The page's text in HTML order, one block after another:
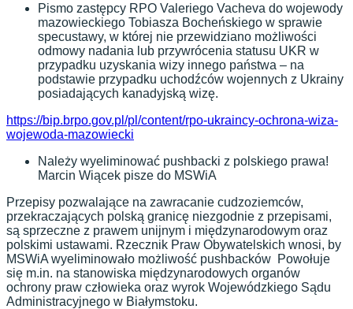
Pismo zastępcy RPO Valeriego Vacheva do wojewody
mazowieckiego Tobiasza Bocheńskiego w sprawie
specustawy, w której nie przewidziano możliwości
odmowy nadania lub przywrócenia statusu UKR w
przypadku uzyskania wizy innego państwa – na
podstawie przypadku uchodźców wojennych z Ukrainy
posiadających kanadyjską wizę.
https://bip.brpo.gov.pl/pl/content/rpo-ukraincy-ochrona-wiza-
wojewoda-mazowiecki
Należy wyeliminować pushbacki z polskiego prawa!
Marcin Wiącek pisze do MSWiA
Przepisy pozwalające na zawracanie cudzoziemców,
przekraczających polską granicę niezgodnie z przepisami,
są sprzeczne z prawem unijnym i międzynarodowym oraz
polskimi ustawami. Rzecznik Praw Obywatelskich wnosi, by
MSWiA wyeliminowało możliwość pushbacków Powołuje
się m.in. na stanowiska międzynarodowych organów
ochrony praw człowieka oraz wyrok Wojewódzkiego Sądu
Administracyjnego w Białymstoku.